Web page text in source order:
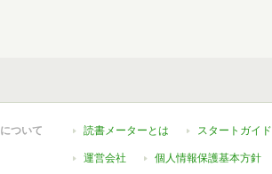
ついて 読書メーターとは スタートガイド
運営会社 個人情報保護基本方針